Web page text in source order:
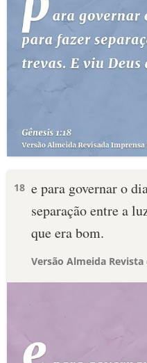
18 e para governar o
separação entre a
que era bom.
Versão Almeida